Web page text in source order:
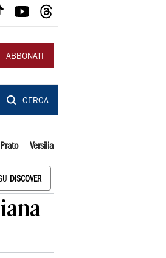
ABBONATI
CERCA
Prato Versilia
DISCOVER